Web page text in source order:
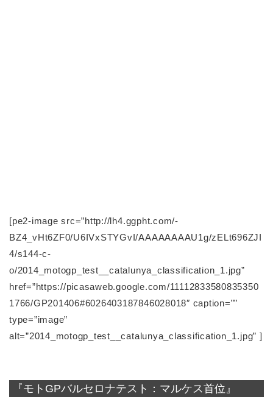
[pe2-image src=”http://lh4.ggpht.com/-
BZ4_vHt6ZF0/U6IVxSTYGvI/AAAAAAAAU1g/zELt696ZJI
4/s144-c-
o/2014_motogp_test__catalunya_classification_1.jpg”
href=”https://picasaweb.google.com/11112833580835350
1766/GP201406#6026403187846028018″ caption=””
type=”image”
alt=”2014_motogp_test__catalunya_classification_1.jpg” ]
『モトGPバルセロナテスト：マルケス首位』